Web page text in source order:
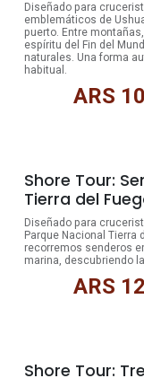
Diseñado para
emblemáticos de
puerto. Entre
espíritu del Fin del
naturales. Una forma
habitual.
ARS
Shore Tour:
Tierra del
Diseñado para
Parque Nacional Tierra
recorremos senderos
marina, descubriendo
ARS
Shore Tour: